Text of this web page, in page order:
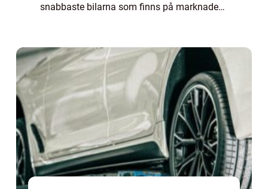
snabbaste bilarna som finns på marknaden.